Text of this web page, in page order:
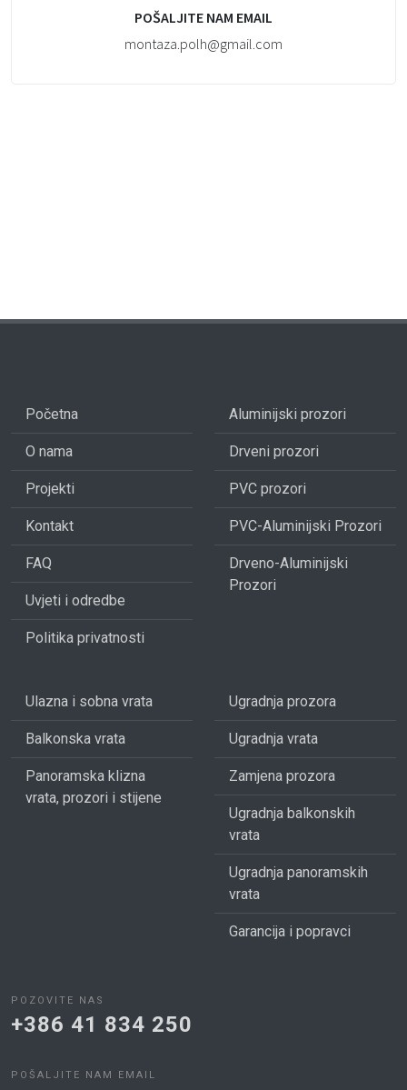
POŠALJITE NAM EMAIL
montaza.polh@gmail.com
Početna
O nama
Projekti
Kontakt
FAQ
Uvjeti i odredbe
Politika privatnosti
Aluminijski prozori
Drveni prozori
PVC prozori
PVC-Aluminijski Prozori
Drveno-Aluminijski
Prozori
Ulazna i sobna vrata
Balkonska vrata
Panoramska klizna
vrata, prozori i stijene
Ugradnja prozora
Ugradnja vrata
Zamjena prozora
Ugradnja balkonskih
vrata
Ugradnja panoramskih
vrata
Garancija i popravci
POZOVITE NAS
+386 41 834 250
POŠALJITE NAM EMAIL